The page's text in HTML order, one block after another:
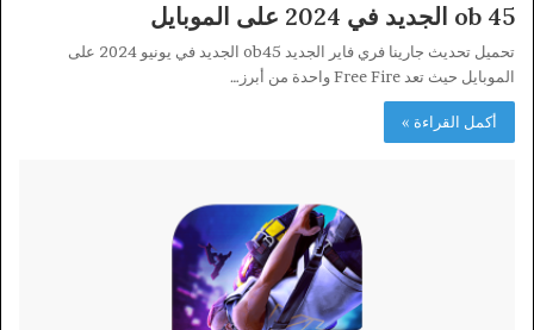
ob 45 الجديد في 2024 على الموبايل
تحميل تحديث جارينا فري فاير الجديد ob45 الجديد في يونيو 2024 على
الموبايل حيث تعد Free Fire واحدة من أبرز…
أكمل القراءة »